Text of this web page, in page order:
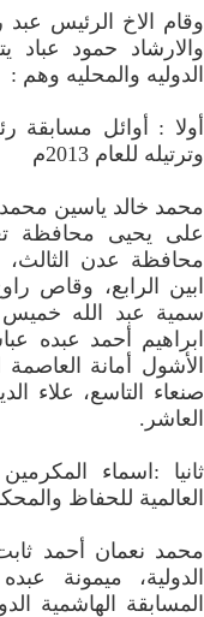
وقام الاخ الرئيس
والارشاد حمود عباد
الدوليه والمحليه وهم :
أولا : أوائل مسابقة
وترتيله للعام 2013م
محمد خالد ياسين
على يحيى محافظة
محافظة عدن
ابين الرابع، وقاص
سمية عبد الله
ابراهيم أحمد عبده
الأشول أمانة
صنعاء التاسع، علاء
العاشر.
ثانيا :اسماء
العالمية للحفاظ
محمد نعمان أحمد
الدولية، ميمونة
المسابقة الهاشمية